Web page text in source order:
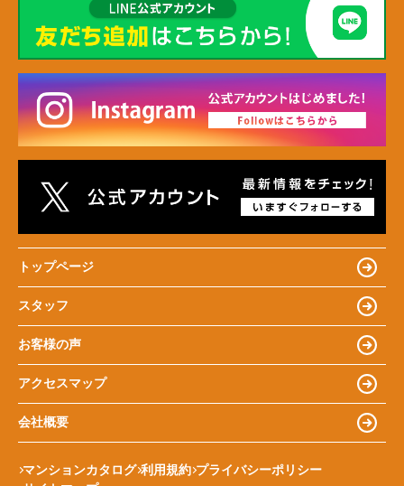
トップページ
スタッフ
お客様の声
アクセスマップ
会社概要
マンションカタログ 利用規約 プライバシーポリシー